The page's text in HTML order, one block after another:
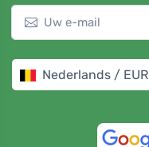
Nederlands / EUR